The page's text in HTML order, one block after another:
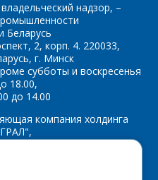
надзор, –
Беларусь
2, корп. 4. 220033,
г. Минск
субботы и воскресенья
18.00,
до 14.00
компания холдинга
327, г. Минск, 220108,
Беларусь